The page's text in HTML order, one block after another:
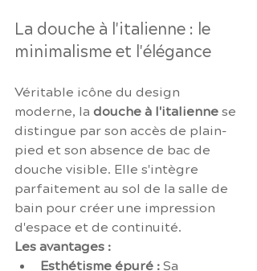
La douche à l'italienne : le
minimalisme et l'élégance
Véritable icône du design
moderne, la douche à l'italienne se
distingue par son accès de plain-
pied et son absence de bac de
douche visible. Elle s'intègre
parfaitement au sol de la salle de
bain pour créer une impression
d'espace et de continuité.
Les avantages :
Esthétisme épuré : Sa